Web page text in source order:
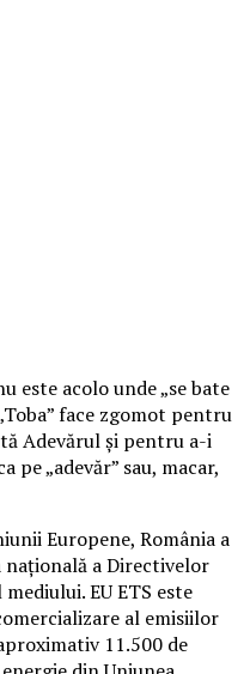
este acolo unde „se bate
face zgomot pentru
Adevărul și pentru a-i
pe „adevăr” sau, macar,
Europene, România a
a Directivelor
EU ETS este
al emisiilor
11.500 de